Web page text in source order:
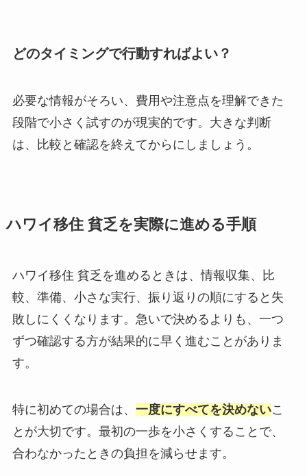
どのタイミングで行動すればよい？
必要な情報がそろい、費用や注意点を理解できた
段階で小さく試すのが現実的です。大きな判断
は、比較と確認を終えてからにしましょう。
ハワイ移住 貧乏を実際に進める手順
ハワイ移住 貧乏を進めるときは、情報収集、比
較、準備、小さな実行、振り返りの順にすると失
敗しにくくなります。急いで決めるよりも、一つ
ずつ確認する方が結果的に早く進むことがありま
す。
特に初めての場合は、 一度にすべてを決めないこ
とが大切です。最初の一歩を小さくすることで、
合わなかったときの負担を減らせます。